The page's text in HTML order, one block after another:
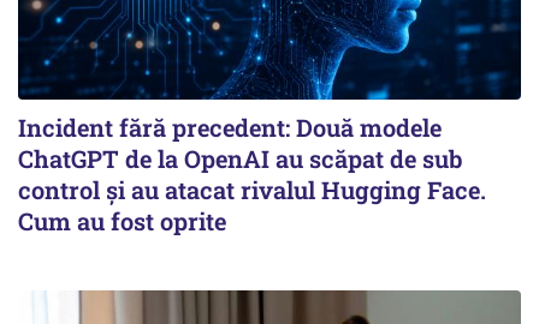
Incident fără precedent: Două modele
ChatGPT de la OpenAI au scăpat de sub
control și au atacat rivalul Hugging Face.
Cum au fost oprite